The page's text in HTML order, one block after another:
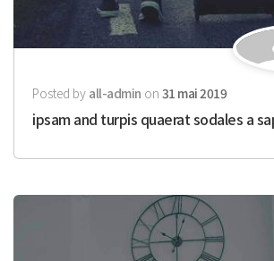
Posted by all-admin on 31 mai 2019
ipsam and turpis quaerat sodales a